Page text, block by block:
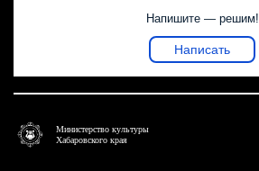
Напишите — решим!
Написать
Министерство культуры
Хабаровского края